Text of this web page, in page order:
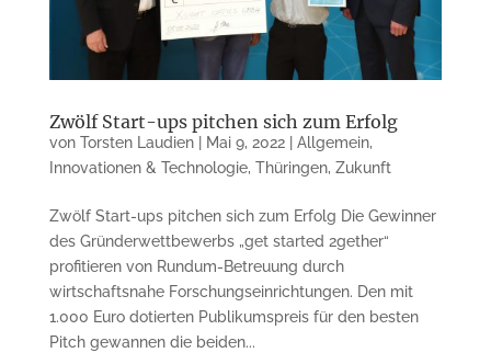
Zwölf Start-ups pitchen sich zum Erfolg
von Torsten Laudien| Mai 9, 2022| Allgemein,
Innovationen & Technologie, Thüringen, Zukunft
Zwölf Start-ups pitchen sich zum Erfolg Die Gewinner
des Gründerwettbewerbs „get started 2gether“
profitieren von Rundum-Betreuung durch
wirtschaftsnahe Forschungseinrichtungen. Den mit
1.000 Euro dotierten Publikumspreis für den besten
Pitch gewannen die beiden...